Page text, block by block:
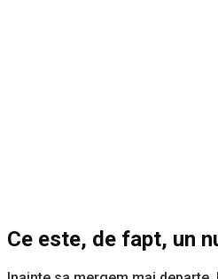
Ce este, de fapt, un